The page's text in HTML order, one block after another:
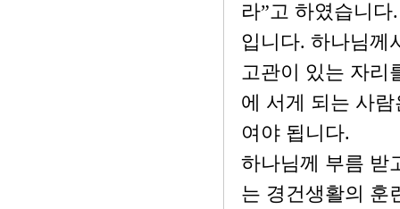
라”고 하였습니
입니다. 하나님께
고관이 있는 자리
에 서게 되는 사
여야 됩니다.
하나님께 부름 받
는 경건생활의 훈